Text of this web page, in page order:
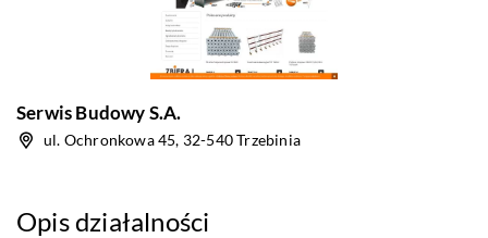
Serwis Budowy S.A.
ul. Ochronkowa 45, 32-540 Trzebinia
Opis działalności